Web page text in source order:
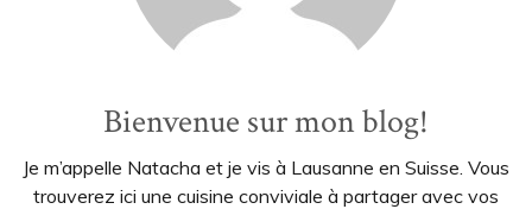
Bienvenue sur mon blog!
Je m’appelle Natacha et je vis à Lausanne en Suisse. Vous
trouverez ici une cuisine conviviale à partager avec vos